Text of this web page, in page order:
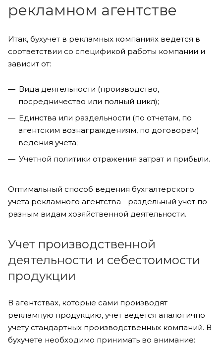
рекламном агентстве
Итак, бухучет в рекламных компаниях ведется в
соответствии со спецификой работы компании и
зависит от:
Вида деятельности (производство,
посредничество или полный цикл);
Единства или раздельности (по отчетам, по
агентским вознаграждениям, по договорам)
ведения учета;
Учетной политики отражения затрат и прибыли.
Оптимальный способ ведения бухгалтерского
учета рекламного агентства - раздельный учет по
разным видам хозяйственной деятельности.
Учет производственной
деятельности и себестоимости
продукции
В агентствах, которые сами производят
рекламную продукцию, учет ведется аналогично
учету стандартных производственных компаний. В
бухучете необходимо принимать во внимание: